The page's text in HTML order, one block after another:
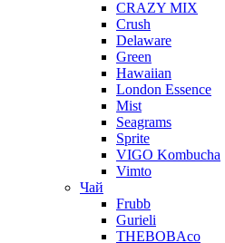
CRAZY MIX
Crush
Delaware
Green
Hawaiian
London Essence
Mist
Seagrams
Sprite
VIGO Kombucha
Vimto
Чай
Frubb
Gurieli
THEBOBAco